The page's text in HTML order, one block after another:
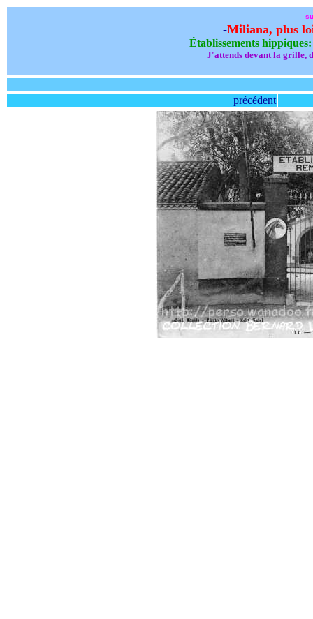
-Miliana, plus
Établissements
J'attends devant la grille,
précédent